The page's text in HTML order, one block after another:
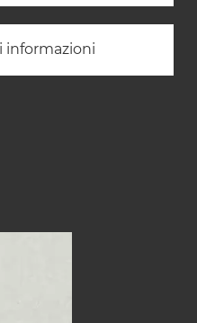
informazioni